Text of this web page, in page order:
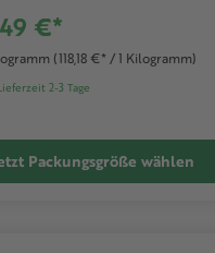
€*
(118,18 €* / 1 Kilogramm)
2-3 Tage
Packungsgröße wählen